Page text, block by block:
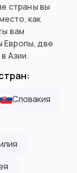
страны вы
как
вам
Европы, две
Азии.
:
Словакия